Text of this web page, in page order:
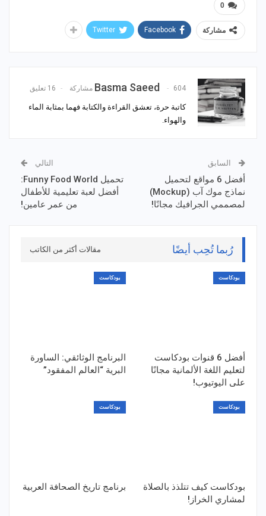
0
مشاركة Facebook
Twitter
Basma Saeed 604 مشاركة 16 تعليق
كاتبة حرة، تعشق القراءة والكتابة فهما بمثابة الماء
والهواء.
السابق
أفضل 6 مواقع لتحميل
نماذج موك آب (Mockup)
لمصممي الجرافيك مجانًا!
التالي
تحميل Funny Food World:
أفضل لعبة تعليمية للأطفال
من عمر عامين!
رُبما تُحِب أيضًا مقالات أكثر من الكاتب
بودكاست
أفضل 6 قنوات بودكاست
لتعليم اللغة الألمانية مجانًا
على اليوتيوب!
بودكاست
البرنامج الوثائقي: الساورة
البرية “العالم المفقود”
بودكاست
بودكاست كيف تتلذذ بالصلاة
لمشاري الخراز!
بودكاست
برنامج تاريخ الصحافة العربية